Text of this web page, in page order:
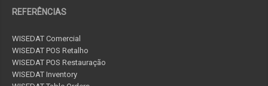
REFERÊNCIAS
WISEDAT Comercial
WISEDAT POS Retalho
WISEDAT POS Restauração
WISEDAT Inventory